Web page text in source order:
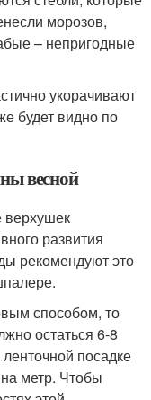
морозов,
– непригодные
укорачивают
будет видно по
весной
верхушек
развития
рекомендуют это
способом, то
остаться 6-8
посадке
метр. Чтобы